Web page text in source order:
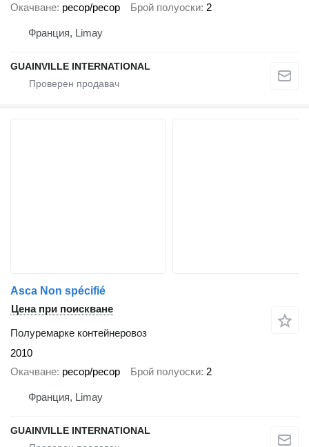
Окачване ресор/ресор Брой полуоски 2
Франция, Limay
GUAINVILLE INTERNATIONAL
Asca Non spécifié
Цена при поискване
Полуремарке контейнеровоз
2010
Окачване ресор/ресор Брой полуоски 2
Франция, Limay
GUAINVILLE INTERNATIONAL